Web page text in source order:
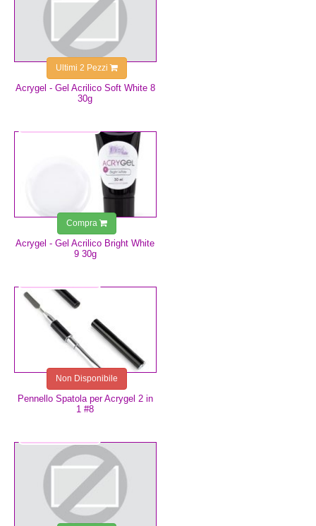
Acrygel - Gel Acrilico Soft White 8
30g
Ultimi 2 Pezzi
Acrygel - Gel Acrilico Bright White
9 30g
Compra
Pennello Spatola per Acrygel 2 in
1 #8
Non Disponibile